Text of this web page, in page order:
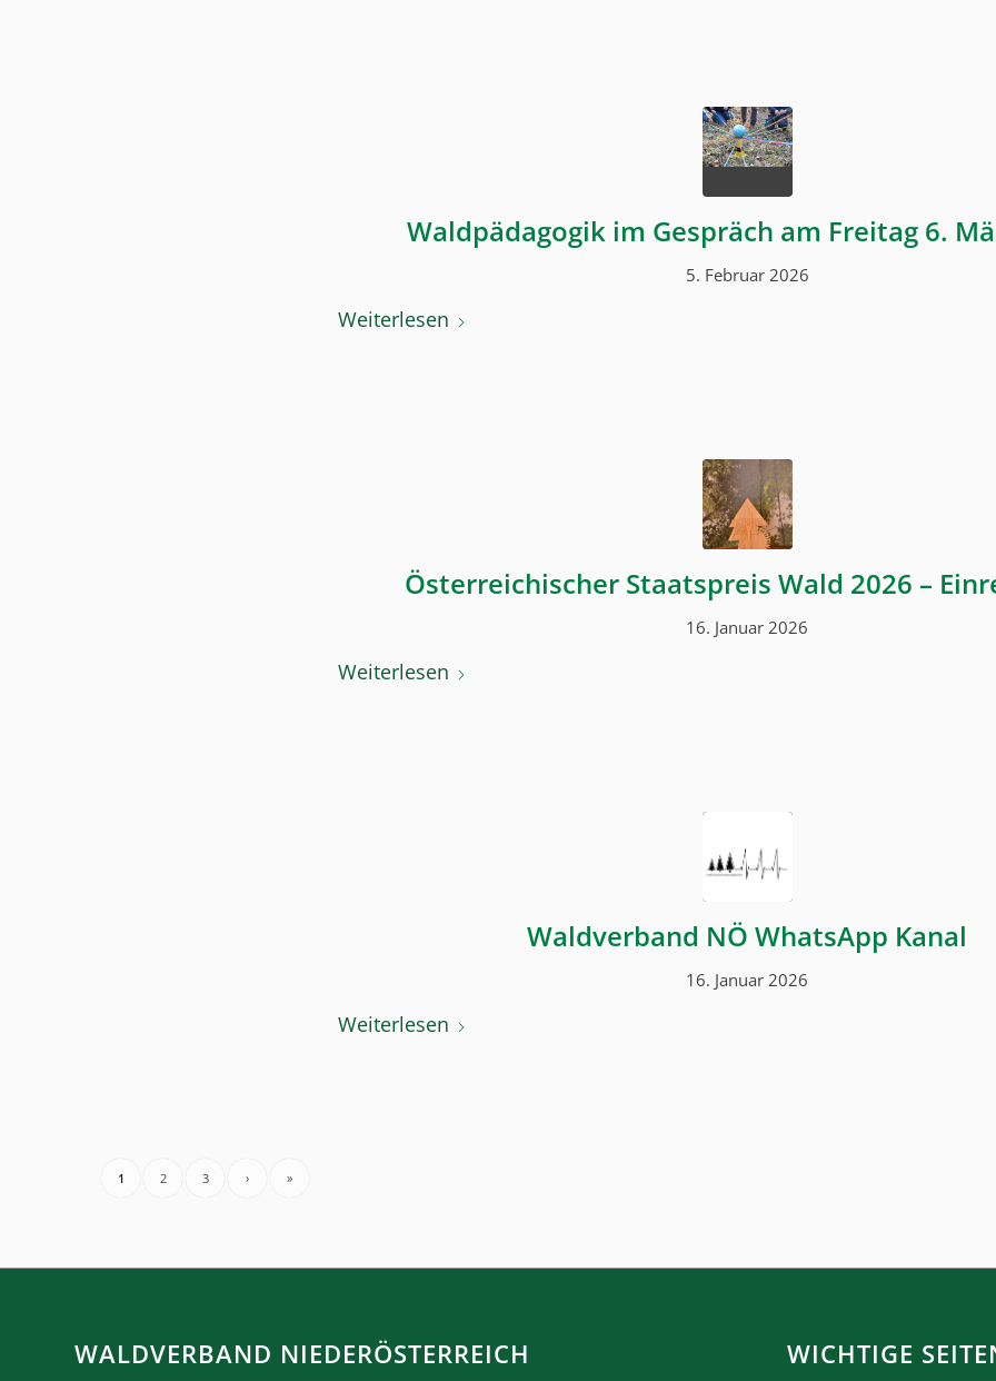
Waldpädagogik im Gespräch am Freitag 6.
5. Februar 2026
Weiterlesen
Österreichischer Staatspreis Wald 2026 –
16. Januar 2026
Weiterlesen
Waldverband NÖ WhatsApp Kanal
16. Januar 2026
Weiterlesen
1 2 3 › »
WALDVERBAND NIEDERÖSTERREICH WICHTIGE